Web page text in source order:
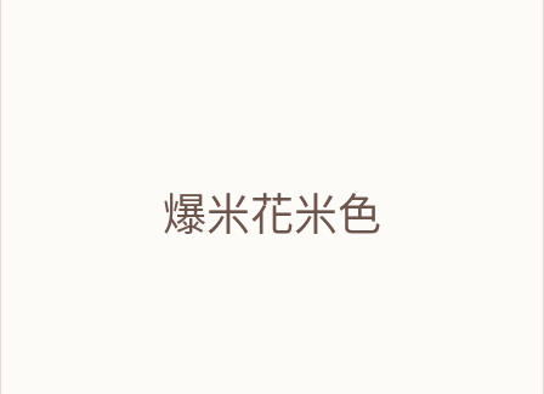
爆米花米色